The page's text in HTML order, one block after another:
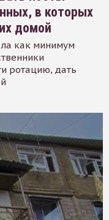
в которых
домой
как минимум
ротацию, дать